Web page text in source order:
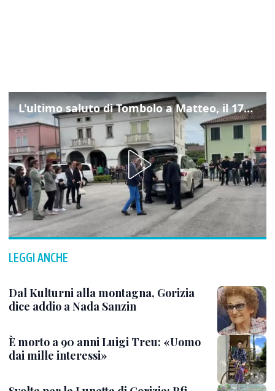
L'ultimo saluto di Tombolo a Matteo, il 17enne morto di tumore. Il video
LEGGI ANCHE
Dal Kulturni alla montagna, Gorizia
dice addio a Nada Sanzin
È morto a 90 anni Luigi Treu: «Uomo
dai mille interessi»